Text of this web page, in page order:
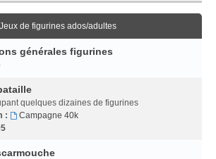
Jeux de figurines ados/adultes
générales figurines
quelques dizaines de figurines
:
Campagne 40k